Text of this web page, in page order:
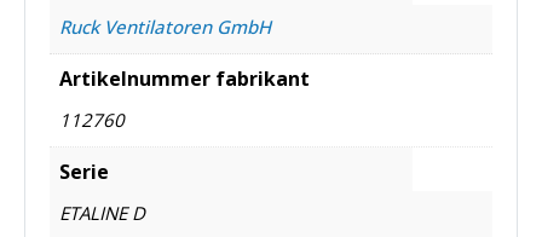
Ruck Ventilatoren GmbH
Artikelnummer fabrikant
112760
Serie
ETALINE D